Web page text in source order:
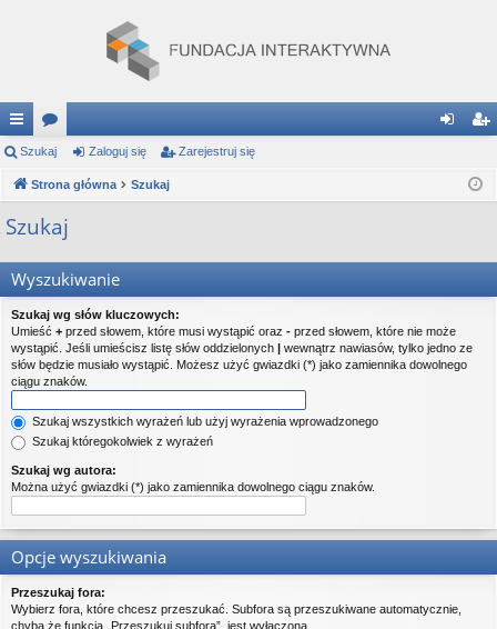
ię
ce
j
or
a ej
Szukaj Zaloguj się Zarejestruj się
Strona główna Szukaj
Szukaj
Wyszukiwanie
Szukaj wg słów kluczowych:
Umieść + przed słowem, które musi wystąpić oraz - przed słowem, które nie może
wystąpić. Jeśli umieścisz listę słów oddzielonych | wewnątrz nawiasów, tylko jedno ze
słów będzie musiało wystąpić. Możesz użyć gwiazdki (*) jako zamiennika dowolnego
ciągu znaków.
Szukaj wszystkich wyrażeń lub użyj wyrażenia wprowadzonego
Szukaj któregokolwiek z wyrażeń
Szukaj wg autora:
Można użyć gwiazdki (*) jako zamiennika dowolnego ciągu znaków.
Opcje wyszukiwania
Przeszukaj fora:
Wybierz fora, które chcesz przeszukać. Subfora są przeszukiwane automatycznie,
chyba że funkcja „Przeszukuj subfora”, jest wyłączona.